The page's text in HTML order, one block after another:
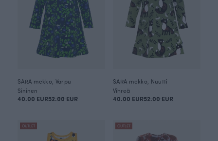
SARA mekko, Varpu
Sininen
40.00 EUR52.00 EUR
SARA mekko, Nuutti
Vihreä
40.00 EUR52.00 EUR
OUTLET OUTLET